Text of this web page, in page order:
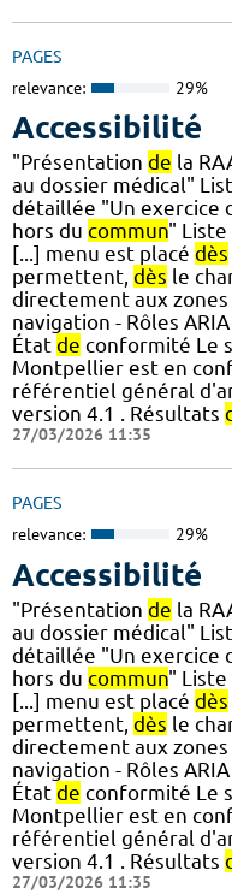
PAGES
relevance: 29%
Accessibilité
"Présentation de la
au dossier médical"
détaillée "Un
hors du commun" Liste
[...] menu est placé dès
permettent, dès le
directement aux
navigation - Rôles ARIA
État de conformité Le
Montpellier est en
référentiel général
version 4.1 . Résultats
27/03/2026 11:35
PAGES
relevance: 29%
Accessibilité
"Présentation de la
au dossier médical"
détaillée "Un
hors du commun" Liste
[...] menu est placé dès
permettent, dès le
directement aux
navigation - Rôles ARIA
État de conformité Le
Montpellier est en
référentiel général
version 4.1 . Résultats
27/03/2026 11:35